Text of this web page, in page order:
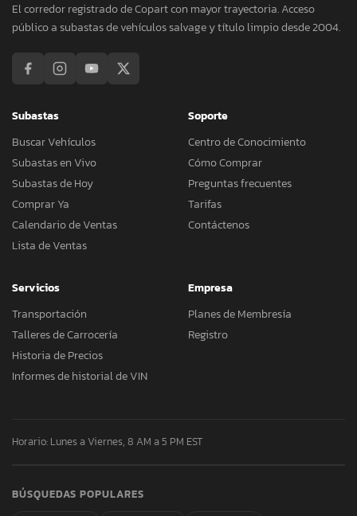
El corredor registrado de Copart con mayor trayectoria. Acceso
público a subastas de vehículos salvage y título limpio desde 2004.
Subastas
Buscar Vehículos
Subastas en Vivo
Subastas de Hoy
Comprar Ya
Calendario de Ventas
Lista de Ventas
Soporte
Centro de Conocimiento
Cómo Comprar
Preguntas frecuentes
Tarifas
Contáctenos
Servicios
Transportación
Talleres de Carrocería
Historia de Precios
Informes de historial de VIN
Empresa
Planes de Membresía
Registro
Horario: Lunes a Viernes, 8 AM a 5 PM EST
BÚSQUEDAS POPULARES